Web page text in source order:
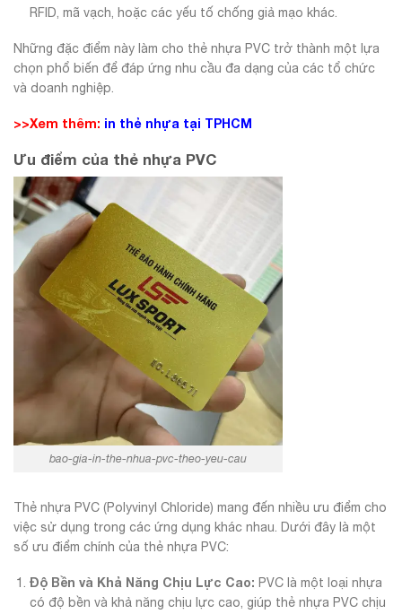
RFID, mã vạch, hoặc các yếu tố chống giả mạo khác.
Những đặc điểm này làm cho thẻ nhựa PVC trở thành một lựa
chọn phổ biến để đáp ứng nhu cầu đa dạng của các tổ chức
và doanh nghiệp.
>>Xem thêm: in thẻ nhựa tại TPHCM
Ưu điểm của thẻ nhựa PVC
bao-gia-in-the-nhua-pvc-theo-yeu-cau
Thẻ nhựa PVC (Polyvinyl Chloride) mang đến nhiều ưu điểm cho
việc sử dụng trong các ứng dụng khác nhau. Dưới đây là một
số ưu điểm chính của thẻ nhựa PVC:
Độ Bền và Khả Năng Chịu Lực Cao: PVC là một loại nhựa
có độ bền và khả năng chịu lực cao, giúp thẻ nhựa PVC chịu